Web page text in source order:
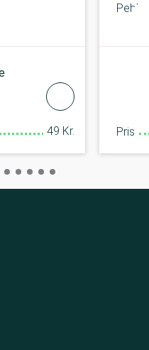
49 Kr. Pris